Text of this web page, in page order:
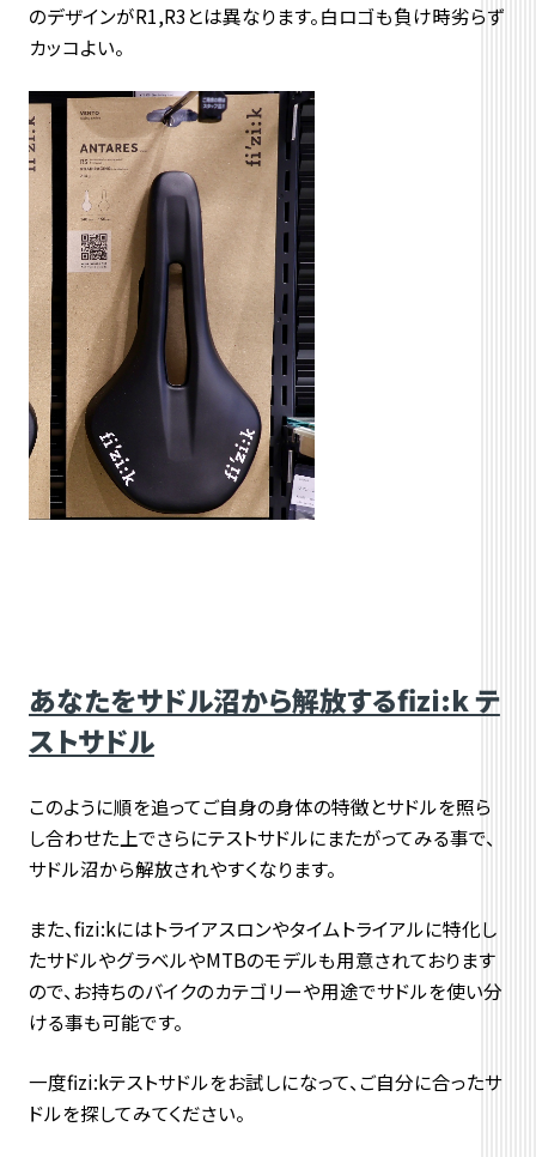
のデザインがR1,R3とは異なります。白ロゴも負け時劣らず
カッコよい。
あなたをサドル沼から解放するfizi:k テ
ストサドル
このように順を追ってご自身の身体の特徴とサドルを照ら
し合わせた上でさらにテストサドルにまたがってみる事で、
サドル沼から解放されやすくなります。
また、fizi:kにはトライアスロンやタイムトライアルに特化し
たサドルやグラベルやMTBのモデルも用意されております
ので、お持ちのバイクのカテゴリーや用途でサドルを使い分
ける事も可能です。
一度fizi:kテストサドルをお試しになって、ご自分に合ったサ
ドルを探してみてください。